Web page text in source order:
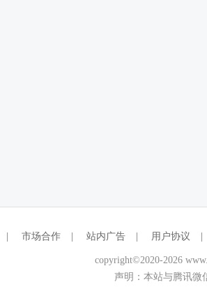
市场合作 站内广告 用户协议
copyright©2020-2026
声明：本站与腾讯微